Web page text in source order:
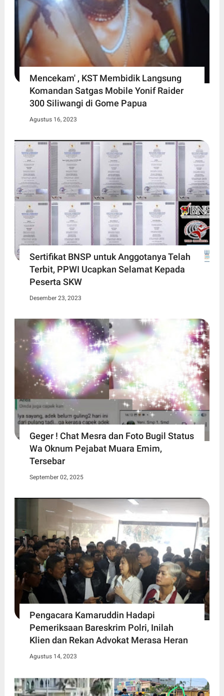
Mencekam' , KST Membidik Langsung
Komandan Satgas Mobile Yonif Raider
300 Siliwangi di Gome Papua
Agustus 16, 2023
Sertifikat BNSP untuk Anggotanya Telah
Terbit, PPWI Ucapkan Selamat Kepada
Peserta SKW
Desember 23, 2023
Geger ! Chat Mesra dan Foto Bugil Status
Wa Oknum Pejabat Muara Emim,
Tersebar
September 02, 2025
Pengacara Kamaruddin Hadapi
Pemeriksaan Bareskrim Polri, Inilah
Klien dan Rekan Advokat Merasa Heran
Agustus 14, 2023